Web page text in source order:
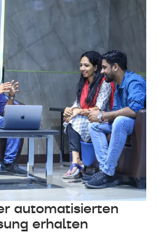
automatisierten
erhalten